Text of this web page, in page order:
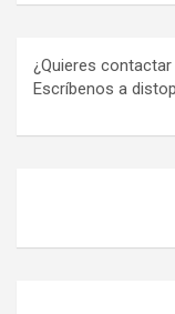
¿Quieres
Escríbenos a